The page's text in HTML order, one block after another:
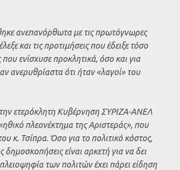
ανεπανόρθωτα με τις πρωτόγνωρες
και τις προτιμήσεις που έδειξε τόσο
που ενίσχυσε προκλητικά, όσο και για
ανερυθρίαστα ότι ήταν «λαγοί» του
ετερόκλητη Κυβέρνηση ΣΥΡΙΖΑ-ΑΝΕΛ
πλεονέκτημα της Αριστεράς», που
κ. Τσίπρα. Όσο για το πολιτικό κόστος,
δημοσκοπήσεις είναι αρκετή για να δει
των πολιτών έχει πάρει είδηση